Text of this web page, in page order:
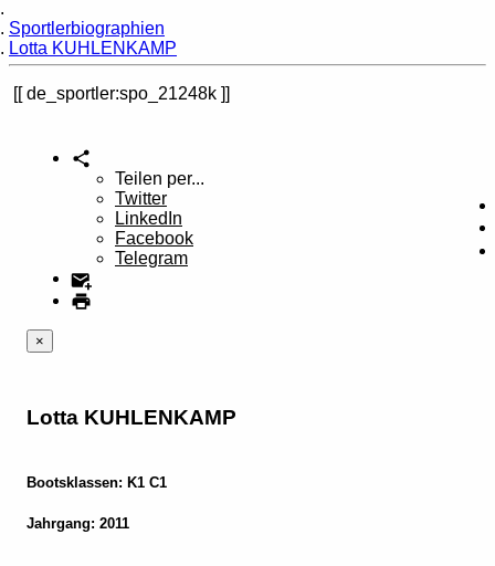
Sportlerbiographien
Lotta KUHLENKAMP
de_sportler:spo_21248k
Teilen per...
Twitter
LinkedIn
Facebook
Telegram
×
Lotta KUHLENKAMP
Bootsklassen: K1 C1
Jahrgang: 2011